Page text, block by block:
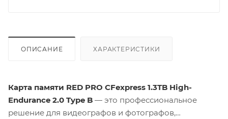
ОПИСАНИЕ ХАРАКТЕРИСТИКИ
Карта памяти RED PRO CFexpress 1.3TB High-
Endurance 2.0 Type B — это профессиональное
решение для видеографов и фотографов,